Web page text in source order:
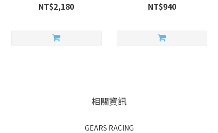
NT$2,180 NT$940
相關資訊
GEARS RACING